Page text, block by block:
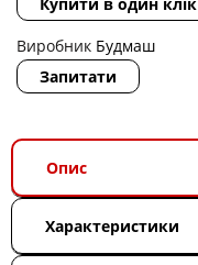
Виробник Будмаш
Запитати
Опис
Характеристики